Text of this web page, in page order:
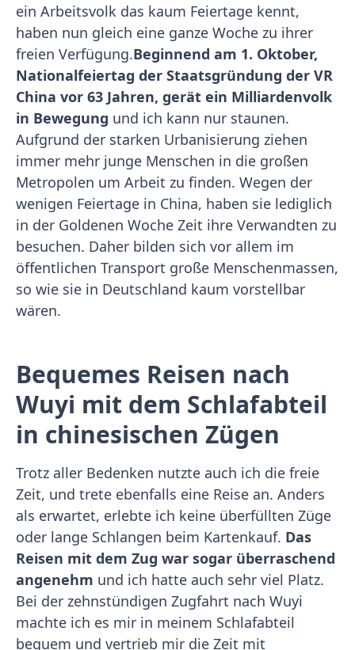
ein Arbeitsvolk das kaum Feiertage kennt,
haben nun gleich eine ganze Woche zu ihrer
freien Verfügung.Beginnend am 1. Oktober,
Nationalfeiertag der Staatsgründung der VR
China vor 63 Jahren, gerät ein Milliardenvolk
in Bewegung und ich kann nur staunen.
Aufgrund der starken Urbanisierung ziehen
immer mehr junge Menschen in die großen
Metropolen um Arbeit zu finden. Wegen der
wenigen Feiertage in China, haben sie lediglich
in der Goldenen Woche Zeit ihre Verwandten zu
besuchen. Daher bilden sich vor allem im
öffentlichen Transport große Menschenmassen,
so wie sie in Deutschland kaum vorstellbar
wären.
Bequemes Reisen nach
Wuyi mit dem Schlafabteil
in chinesischen Zügen
Trotz aller Bedenken nutzte auch ich die freie
Zeit, und trete ebenfalls eine Reise an. Anders
als erwartet, erlebte ich keine überfüllten Züge
oder lange Schlangen beim Kartenkauf. Das
Reisen mit dem Zug war sogar überraschend
angenehm und ich hatte auch sehr viel Platz.
Bei der zehnstündigen Zugfahrt nach Wuyi
machte ich es mir in meinem Schlafabteil
bequem und vertrieb mir die Zeit mit